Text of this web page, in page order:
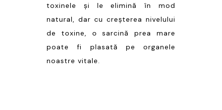
toxinele și le elimină în mod
natural, dar cu creșterea nivelului
de toxine, o sarcină prea mare
poate fi plasată pe organele
noastre vitale.